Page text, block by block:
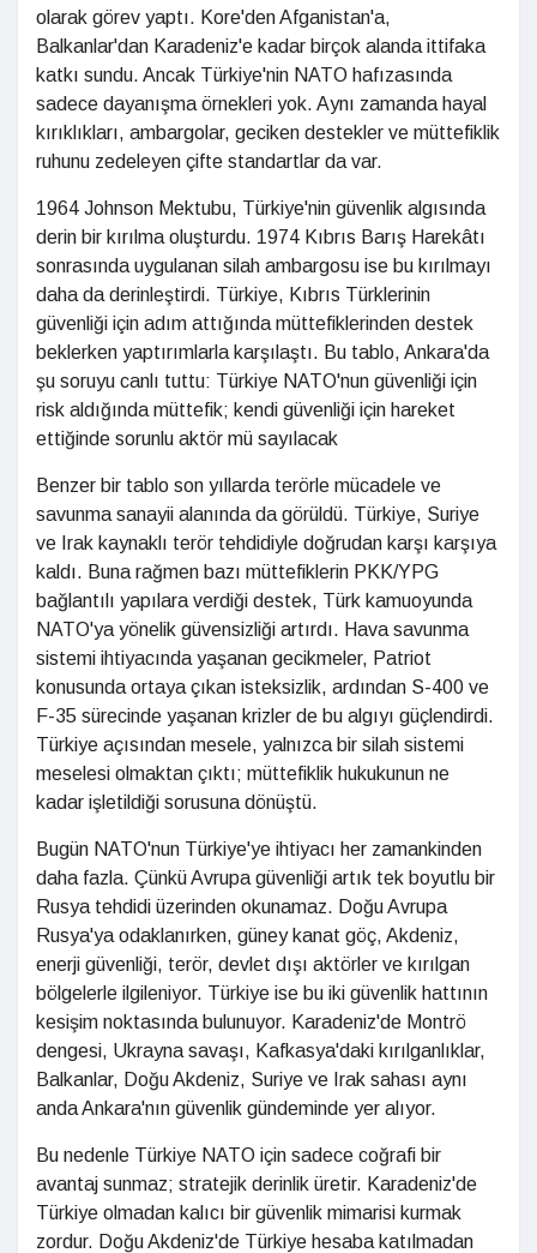
olarak görev yaptı. Kore'den Afganistan'a,
Balkanlar'dan Karadeniz'e kadar birçok alanda ittifaka
katkı sundu. Ancak Türkiye'nin NATO hafızasında
sadece dayanışma örnekleri yok. Aynı zamanda hayal
kırıklıkları, ambargolar, geciken destekler ve müttefiklik
ruhunu zedeleyen çifte standartlar da var.
1964 Johnson Mektubu, Türkiye'nin güvenlik algısında
derin bir kırılma oluşturdu. 1974 Kıbrıs Barış Harekâtı
sonrasında uygulanan silah ambargosu ise bu kırılmayı
daha da derinleştirdi. Türkiye, Kıbrıs Türklerinin
güvenliği için adım attığında müttefiklerinden destek
beklerken yaptırımlarla karşılaştı. Bu tablo, Ankara'da
şu soruyu canlı tuttu: Türkiye NATO'nun güvenliği için
risk aldığında müttefik; kendi güvenliği için hareket
ettiğinde sorunlu aktör mü sayılacak
Benzer bir tablo son yıllarda terörle mücadele ve
savunma sanayii alanında da görüldü. Türkiye, Suriye
ve Irak kaynaklı terör tehdidiyle doğrudan karşı karşıya
kaldı. Buna rağmen bazı müttefiklerin PKK/YPG
bağlantılı yapılara verdiği destek, Türk kamuoyunda
NATO'ya yönelik güvensizliği artırdı. Hava savunma
sistemi ihtiyacında yaşanan gecikmeler, Patriot
konusunda ortaya çıkan isteksizlik, ardından S-400 ve
F-35 sürecinde yaşanan krizler de bu algıyı güçlendirdi.
Türkiye açısından mesele, yalnızca bir silah sistemi
meselesi olmaktan çıktı; müttefiklik hukukunun ne
kadar işletildiği sorusuna dönüştü.
Bugün NATO'nun Türkiye'ye ihtiyacı her zamankinden
daha fazla. Çünkü Avrupa güvenliği artık tek boyutlu bir
Rusya tehdidi üzerinden okunamaz. Doğu Avrupa
Rusya'ya odaklanırken, güney kanat göç, Akdeniz,
enerji güvenliği, terör, devlet dışı aktörler ve kırılgan
bölgelerle ilgileniyor. Türkiye ise bu iki güvenlik hattının
kesişim noktasında bulunuyor. Karadeniz'de Montrö
dengesi, Ukrayna savaşı, Kafkasya'daki kırılganlıklar,
Balkanlar, Doğu Akdeniz, Suriye ve Irak sahası aynı
anda Ankara'nın güvenlik gündeminde yer alıyor.
Bu nedenle Türkiye NATO için sadece coğrafi bir
avantaj sunmaz; stratejik derinlik üretir. Karadeniz'de
Türkiye olmadan kalıcı bir güvenlik mimarisi kurmak
zordur. Doğu Akdeniz'de Türkiye hesaba katılmadan